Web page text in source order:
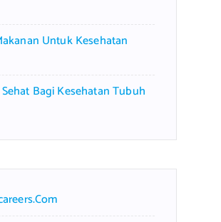
Untuk Kesehatan
Bagi Kesehatan Tubuh